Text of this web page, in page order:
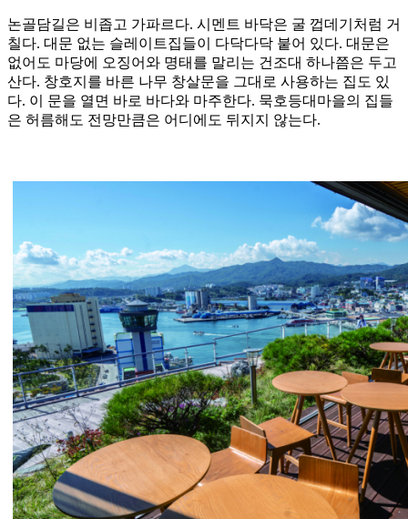
논골담길은 비좁고 가파르다. 시멘트 바닥은 굴 껍데기처럼 거
칠다. 대문 없는 슬레이트집들이 다닥다닥 붙어 있다. 대문은
없어도 마당에 오징어와 명태를 말리는 건조대 하나쯤은 두고
산다. 창호지를 바른 나무 창살문을 그대로 사용하는 집도 있
다. 이 문을 열면 바로 바다와 마주한다. 묵호등대마을의 집들
은 허름해도 전망만큼은 어디에도 뒤지지 않는다.